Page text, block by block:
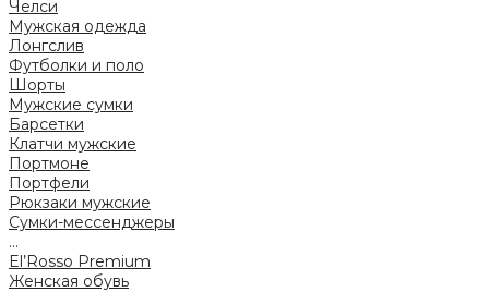
Челси
Мужская одежда
Лонгслив
Футболки и поло
Шорты
Мужские сумки
Барсетки
Клатчи мужские
Портмоне
Портфели
Рюкзаки мужские
Сумки-мессенджеры
...
El’Rosso Premium
Женская обувь